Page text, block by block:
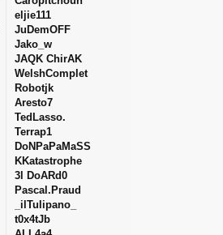
eljie111
JuDemOFF
Jako_w
JAQK ChirAK
WelshComplet
Robotjk
Aresto7
TedLasso.
Terrap1
DoNPaPaMaSS
KKatastrophe
3l DoARd0
Pascal.Praud
_ilTulipano_
t0x4tJb